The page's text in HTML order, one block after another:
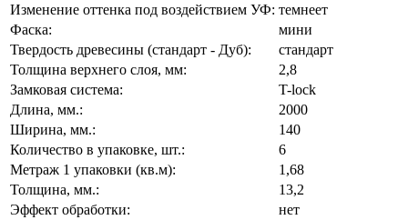
Изменение оттенка под воздействием УФ: темнеет
Фаска:
мини
Твердость древесины (стандарт - Дуб):
стандарт
Толщина верхнего слоя, мм:
2,8
Замковая система:
T-lock
Длина, мм.:
2000
Ширина, мм.:
140
Количество в упаковке, шт.:
6
Метраж 1 упаковки (кв.м):
1,68
Толщина, мм.:
13,2
Эффект обработки:
нет